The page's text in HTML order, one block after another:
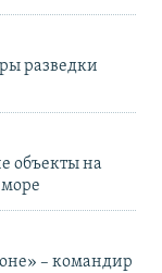
разведки
объекты на
– командир